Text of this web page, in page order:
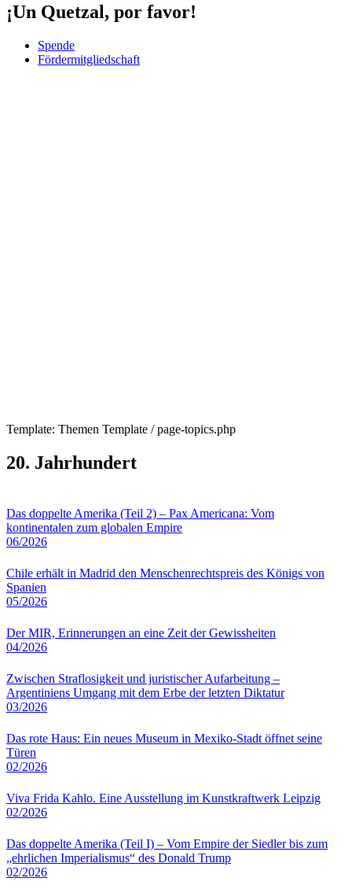
¡Un Quetzal, por favor!
Spende
Fördermitgliedschaft
Template: Themen Template / page-topics.php
20. Jahrhundert
Das doppelte Amerika (Teil 2) – Pax Americana: Vom
kontinentalen zum globalen Empire
06/2026
Chile erhält in Madrid den Menschenrechtspreis des Königs von
Spanien
05/2026
Der MIR, Erinnerungen an eine Zeit der Gewissheiten
04/2026
Zwischen Straflosigkeit und juristischer Aufarbeitung –
Argentiniens Umgang mit dem Erbe der letzten Diktatur
03/2026
Das rote Haus: Ein neues Museum in Mexiko‑Stadt öffnet seine
Türen
02/2026
Viva Frida Kahlo. Eine Ausstellung im Kunstkraftwerk Leipzig
02/2026
Das doppelte Amerika (Teil I) – Vom Empire der Siedler bis zum
„ehrlichen Imperialismus“ des Donald Trump
02/2026